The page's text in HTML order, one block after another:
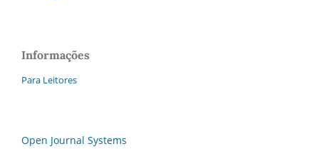
Informações
Para Leitores
Open Journal Systems